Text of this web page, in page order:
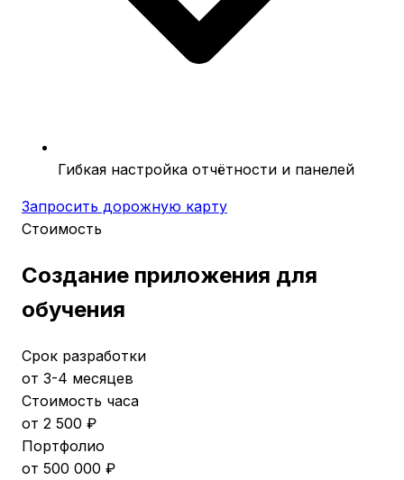
Гибкая настройка отчётности и панелей
Запросить дорожную карту
Стоимость
Создание приложения для
обучения
Срок разработки
от 3-4 месяцев
Стоимость часа
от 2 500 ₽
Портфолио
от 500 000 ₽